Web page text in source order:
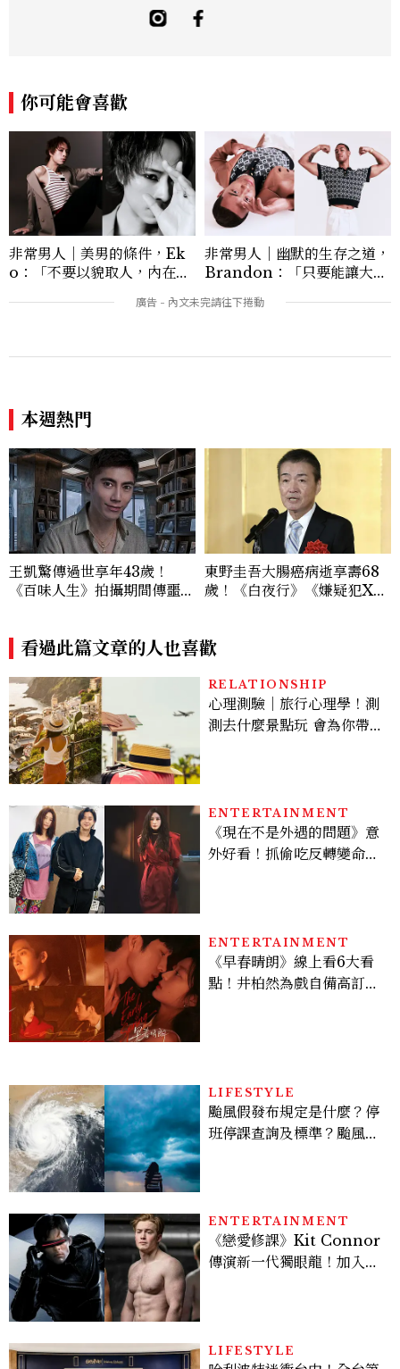
敏銳的觀察力與敘事能力，撰寫出兼具深度
與美感的專題內容，長期關注亞洲娛樂、人
力的跨平台敘事語言。認為好的內容不僅是
記錄時代，更是溫柔的行動——在每一段訪
談與每一篇文章裡，留下值得反覆回味的
光。
你可能會喜歡
非常男人｜美男的條件，Ek
o：「不要以貌取人，內在與
非常男人｜幽默的生存之道，
Brandon：「只要能讓大家
讓敵人成為朋友。」
本週熱門
王凱驚傳過世享年43歲！
《百味人生》拍攝期間傳噩
東野圭吾大腸癌病逝享壽68
歲！《白夜行》《嫌疑犯X的
看過此篇文章的人也喜歡
RELATIONSHIP
心理測驗｜旅行心理學！測
測去什麼景點玩 會為你帶來
ENTERTAINMENT
《現在不是外遇的問題》意
外好看！抓偷吃反轉變命
看點懶人包
ENTERTAINMENT
《早春晴朗》線上看6大看
點！井柏然為戲自備高訂，
LIFESTYLE
颱風假發布規定是什麼？停
班停課查詢及標準？颱風假
ENTERTAINMENT
《戀愛修課》Kit Connor
傳演新一代獨眼龍！加入新
LIFESTYLE